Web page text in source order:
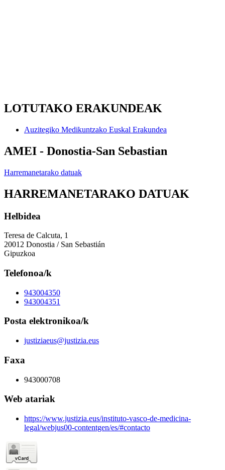
LOTUTAKO ERAKUNDEAK
Auzitegiko Medikuntzako Euskal Erakundea
AMEI - Donostia-San Sebastian
Harremanetarako datuak
HARREMANETARAKO DATUAK
Helbidea
Teresa de Calcuta, 1
20012 Donostia / San Sebastián
Gipuzkoa
Telefonoa/k
943004350
943004351
Posta elektronikoa/k
justiziaeus@justizia.eus
Faxa
943000708
Web atariak
https://www.justizia.eus/instituto-vasco-de-medicina-
legal/webjus00-contentgen/es/#contacto